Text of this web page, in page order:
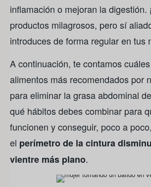
inflamación o mejoran la digestión.
productos milagrosos, pero sí
introduces de forma regular en tus
A continuación, te contamos
alimentos más recomendados por
para eliminar la grasa abdominal
qué hábitos debes combinar para
funcionen y conseguir, poco a
el perímetro de la cintura
vientre más plano.